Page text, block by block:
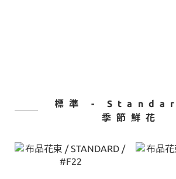
標準 -
季節鮮花